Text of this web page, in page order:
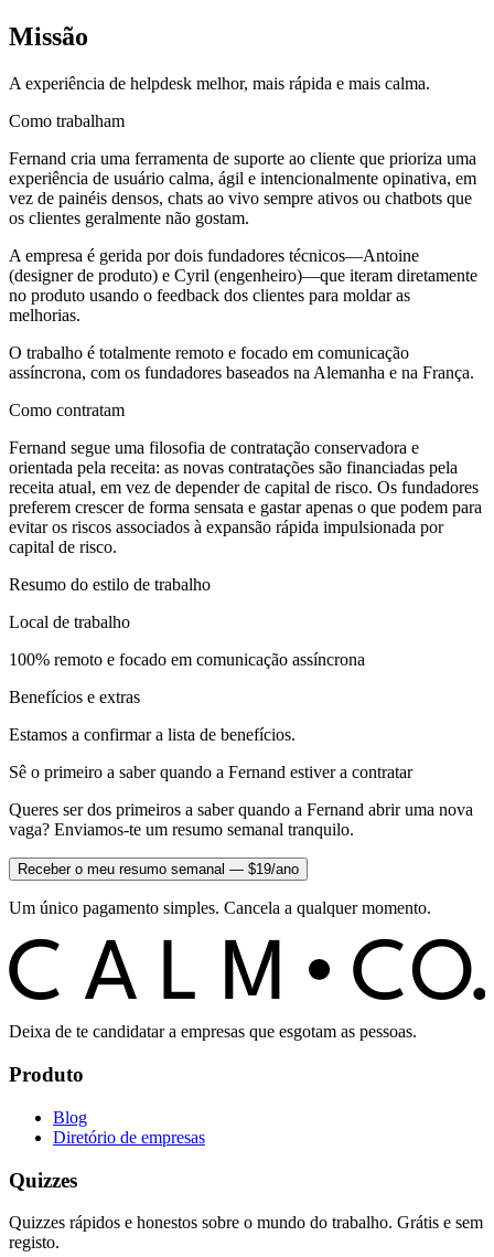
Missão
A experiência de helpdesk melhor, mais rápida e mais calma.
Como trabalham
Fernand cria uma ferramenta de suporte ao cliente que prioriza uma
experiência de usuário calma, ágil e intencionalmente opinativa, em
vez de painéis densos, chats ao vivo sempre ativos ou chatbots que
os clientes geralmente não gostam.
A empresa é gerida por dois fundadores técnicos—Antoine
(designer de produto) e Cyril (engenheiro)—que iteram diretamente
no produto usando o feedback dos clientes para moldar as
melhorias.
O trabalho é totalmente remoto e focado em comunicação
assíncrona, com os fundadores baseados na Alemanha e na França.
Como contratam
Fernand segue uma filosofia de contratação conservadora e
orientada pela receita: as novas contratações são financiadas pela
receita atual, em vez de depender de capital de risco. Os fundadores
preferem crescer de forma sensata e gastar apenas o que podem para
evitar os riscos associados à expansão rápida impulsionada por
capital de risco.
Resumo do estilo de trabalho
Local de trabalho
100% remoto e focado em comunicação assíncrona
Benefícios e extras
Estamos a confirmar a lista de benefícios.
Sê o primeiro a saber quando a Fernand estiver a contratar
Queres ser dos primeiros a saber quando a Fernand abrir uma nova
vaga? Enviamos-te um resumo semanal tranquilo.
Receber o meu resumo semanal — $19/ano
Um único pagamento simples. Cancela a qualquer momento.
C ALM C O.
Deixa de te candidatar a empresas que esgotam as pessoas.
Produto
Blog
Diretório de empresas
Quizzes
Quizzes rápidos e honestos sobre o mundo do trabalho. Grátis e sem
registo.